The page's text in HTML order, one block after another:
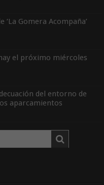
Gomera Acompaña’
el próximo miércoles
del entorno de
aparcamientos